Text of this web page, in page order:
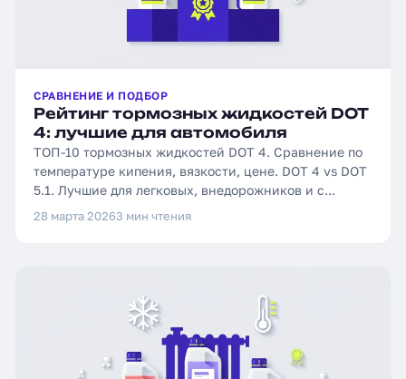
СРАВНЕНИЕ И ПОДБОР
Рейтинг тормозных жидкостей DOT
4: лучшие для автомобиля
ТОП-10 тормозных жидкостей DOT 4. Сравнение по
температуре кипения, вязкости, цене. DOT 4 vs DOT
5.1. Лучшие для легковых, внедорожников и с...
28 марта 20263 мин чтения